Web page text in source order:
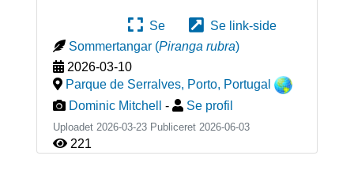
Se
Se link-side
Sommertangar (Piranga rubra)
2026-03-10
Parque de Serralves, Porto, Portugal
Dominic Mitchell
- Se profil
Uploadet 2026-03-23 Publiceret 2026-06-03
221